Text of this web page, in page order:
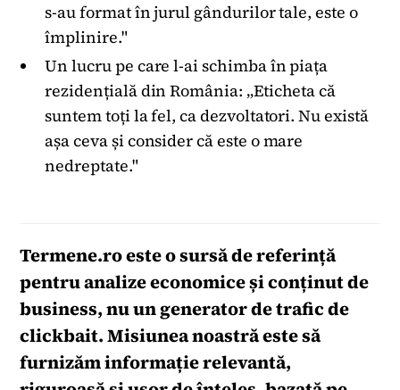
s-au format în jurul gândurilor tale, este o
împlinire."
Un lucru pe care l-ai schimba în piața
rezidențială din România: „Eticheta că
suntem toți la fel, ca dezvoltatori. Nu există
așa ceva și consider că este o mare
nedreptate."
Termene.roeste o sursă de referință
pentru analize economice și conținut de
business, nu un generator de trafic de
clickbait. Misiunea noastră este să
furnizăm informație relevantă,